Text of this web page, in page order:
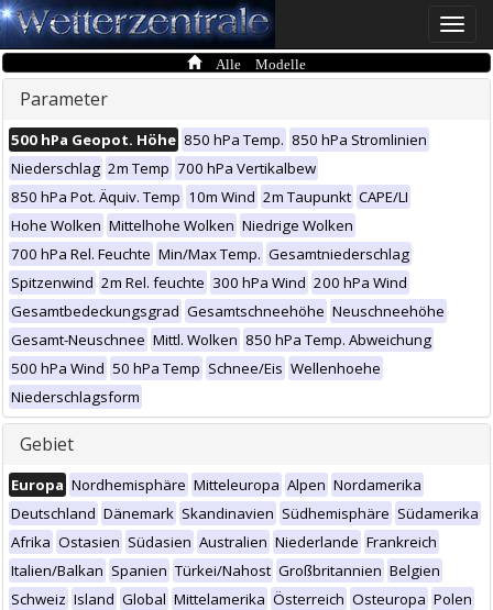
Toggle
Alle Modelle
Parameter
500 hPa Geopot. Höhe 850 hPa Temp. 850 hPa Stromlinien
Niederschlag 2m Temp 700 hPa Vertikalbew
850 hPa Pot. Äquiv. Temp 10m Wind 2m Taupunkt CAPE/LI
Hohe Wolken Mittelhohe Wolken Niedrige Wolken
700 hPa Rel. Feuchte Min/Max Temp. Gesamtniederschlag
Spitzenwind 2m Rel. feuchte 300 hPa Wind 200 hPa Wind
Gesamtbedeckungsgrad Gesamtschneehöhe Neuschneehöhe
Gesamt-Neuschnee Mittl. Wolken 850 hPa Temp. Abweichung
500 hPa Wind 50 hPa Temp Schnee/Eis Wellenhoehe
Niederschlagsform
Gebiet
Europa Nordhemisphäre Mitteleuropa Alpen Nordamerika
Deutschland Dänemark Skandinavien Südhemisphäre Südamerika
Afrika Ostasien Südasien Australien Niederlande Frankreich
Italien/Balkan Spanien Türkei/Nahost Großbritannien Belgien
Schweiz Island Global Mittelamerika Österreich Osteuropa Polen